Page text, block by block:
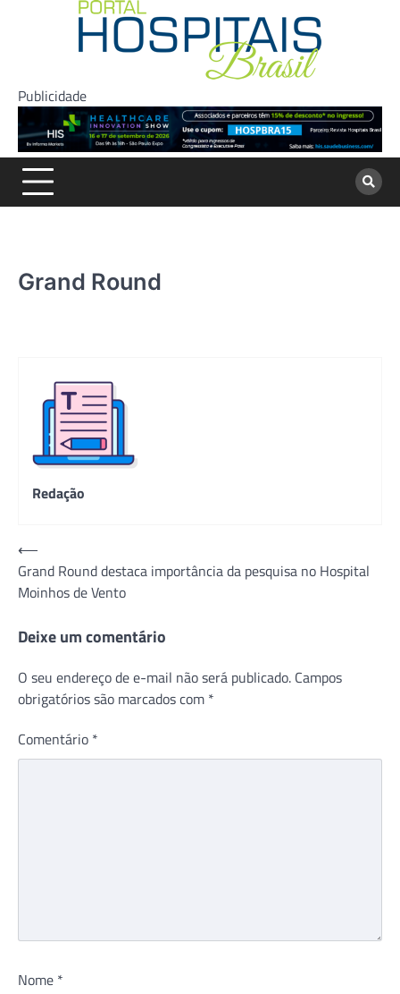
Publicidade
Grand Round
Redação
Navegação
de
Post
⟵
Grand Round destaca importância da pesquisa no Hospital
Moinhos de Vento
Deixe um comentário
O seu endereço de e-mail não será publicado. Campos
obrigatórios são marcados com *
Comentário *
Nome *